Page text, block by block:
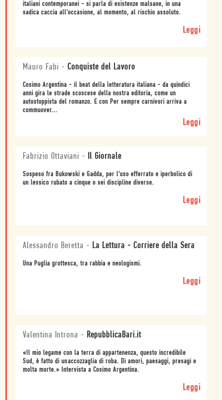
italiani contemporanei - si parla di esistenze malsane, in una
sadica caccia all'occasione, al momento, al rischio assoluto.
Leggi
Mauro Fabi - Conquiste del Lavoro
Cosimo Argentina - il beat della letteratura italiana - da quindici
anni gira le strade scoscese della nostra editoria, come un
autostoppista del romanzo. E con Per sempre carnivori arriva a
commuover...
Leggi
Fabrizio Ottaviani - Il Giornale
Sospeso fra Bukowski e Gadda, per l'uso efferrato e iperbolico di
un lessico rubato a cinque o sei discipline diverse.
Leggi
Alessandro Beretta - La Lettura - Corriere della Sera
Una Puglia grottesca, tra rabbia e neologismi.
Leggi
Valentina Introna - RepubblicaBari.it
«Il mio legame con la terra di appartenenza, questo incredibile
Sud, è fatto di unaccozzaglia di roba. Di amori, paesaggi, presagi e
molta morte.» Intervista a Cosimo Argentina.
Leggi